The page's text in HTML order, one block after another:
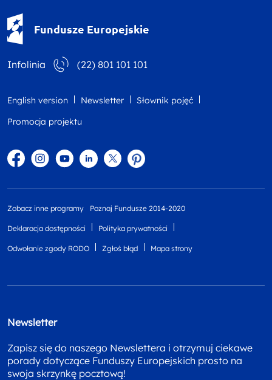
Fundusze Europejskie
Infolinia (22) 801 101 101
English version Newsletter
Słownik pojęć
Promocja projektu
FacebookInstagram
YouTubeLinkedintwitterPinterest
Zobacz inne programy Poznaj Fundusze 2014-2020
Deklaracja dostępności Polityka prywatności
Odwołanie zgody RODO Zgłoś błąd Mapa strony
Newsletter
Zapisz się do naszego Newslettera i otrzymuj ciekawe
porady dotyczące Funduszy Europejskich prosto na
swoja skrzynkę pocztową!